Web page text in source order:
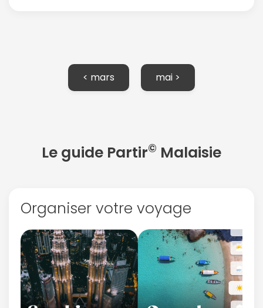
< mars mai >
Le guide Partir© Malaisie
Organiser votre voyage